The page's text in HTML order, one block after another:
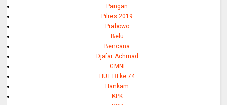
Pangan
Pilres 2019
Prabowo
Belu
Bencana
Djafar Achmad
GMNI
HUT RI ke 74
Hankam
KPK